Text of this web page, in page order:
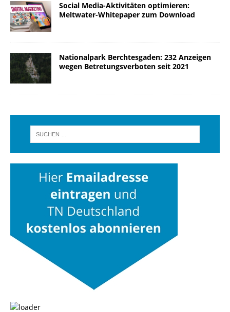
Social Media-Aktivitäten optimieren:
Meltwater-Whitepaper zum Download
Nationalpark Berchtesgaden: 232 Anzeigen
wegen Betretungsverboten seit 2021